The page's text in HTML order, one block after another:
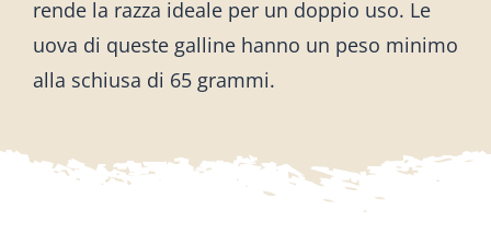
rende la razza ideale per un doppio uso. Le
uova di queste galline hanno un peso minimo
alla schiusa di 65 grammi.